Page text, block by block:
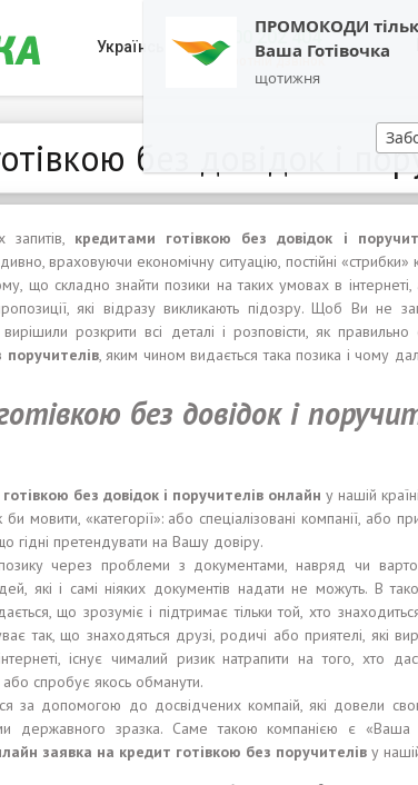
ПРОМОКОДИ
Ваша Готівочка
щотижня
Українська 0800 202 404
Зворотній дзвінок
без довідок і
запитів, кредитами готівкою бездовідок і
враховуючи економічну ситуацію, постійні «стрибки»
що складно знайти позики на таких умовах в
які відразу викликають підозру. Щоб Ви не
вирішили розкрити всі деталі і розповісти, як
поручителів, яким чином видається така позика і чому
без довідок і
готівкою без довідок і поручителів онлайн у нашій
мовити, «категорії»: або спеціалізовані компанії, або
гідні претендувати на Вашу довіру.
через проблеми з документами, навряд чи варто
які і самі ніяких документів надати не можуть. В
що зрозуміє і підтримає тільки той, хто
так, що знаходяться друзі, родичі або приятелі, які
існує чималий ризик натрапити на того, хто
спробує якось обманути.
за допомогою до досвідчених компаій, які довели
державного зразка. Саме такою компанією є «Ваша
заявка на кредит готівкою без поручителів у